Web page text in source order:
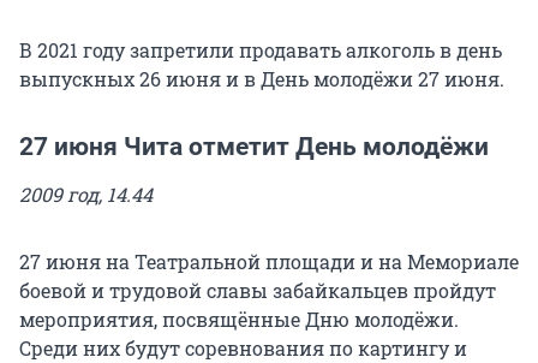
В 2021 году запретили продавать алкоголь в день
выпускных 26 июня и в День молодёжи 27 июня.
27 июня Чита отметит День молодёжи
2009 год, 14.44
27 июня на Театральной площади и на Мемориале
боевой и трудовой славы забайкальцев пройдут
мероприятия, посвящённые Дню молодёжи.
Среди них будут соревнования по картингу и